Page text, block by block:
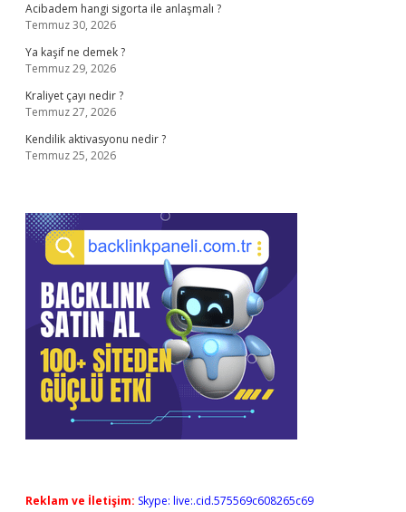
Acibadem hangi sigorta ile anlaşmalı ?
Temmuz 30, 2026
Ya kaşif ne demek ?
Temmuz 29, 2026
Kraliyet çayı nedir ?
Temmuz 27, 2026
Kendilik aktivasyonu nedir ?
Temmuz 25, 2026
Reklam ve İletişim: Skype: live:.cid.575569c608265c69